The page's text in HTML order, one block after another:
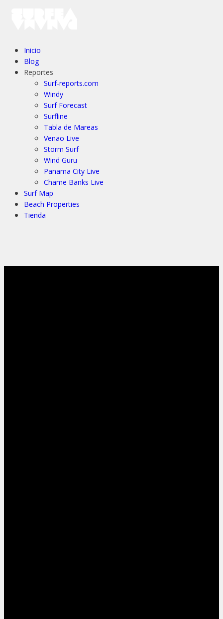
Inicio
Blog
Reportes
Surf-reports.com
Windy
Surf Forecast
Surfline
Tabla de Mareas
Venao Live
Storm Surf
Wind Guru
Panama City Live
Chame Banks Live
Surf Map
Beach Properties
Tienda